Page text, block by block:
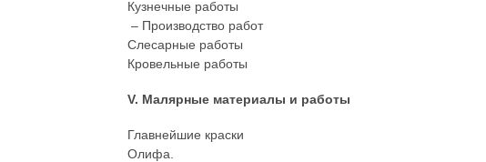
Кузнечные работы
– Производство работ
Слесарные работы
Кровельные работы
V. Малярные материалы и работы
Главнейшие краски
Олифа.